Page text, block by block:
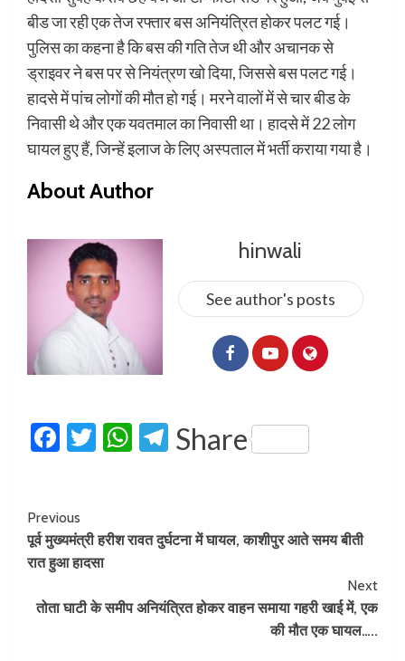
बीड जा रही एक तेज रफ्तार बस अनियंत्रित होकर पलट गई।
पुलिस का कहना है कि बस की गति तेज थी और अचानक से
ड्राइवर ने बस पर से नियंत्रण खो दिया, जिससे बस पलट गई।
हादसे में पांच लोगों की मौत हो गई। मरने वालों में से चार बीड के
निवासी थे और एक यवतमाल का निवासी था। हादसे में 22 लोग
घायल हुए हैं, जिन्हें इलाज के लिए अस्पताल में भर्ती कराया गया है।
About Author
hinwali
See author's posts
Facebook
Twitter
WhatsApp
Telegram
Share
Previous
पूर्व मुख्यमंत्री हरीश रावत दुर्घटना में घायल, काशीपुर आते समय बीती
रात हुआ हादसा
Next
तोता घाटी के समीप अनियंत्रित होकर वाहन समाया गहरी खाई में, एक
की मौत एक घायल…..